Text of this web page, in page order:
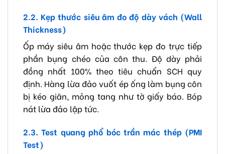
2.2. Kẹp thước siêu âm đo độ dày vách (Wall
Thickness)
Ốp máy siêu âm hoặc thước kẹp đo trực tiếp
phần bụng chéo của côn thu. Độ dày phải
đồng nhất 100% theo tiêu chuẩn SCH quy
định. Hàng lừa đảo vuốt ép ống làm bụng côn
bị kéo giãn, mỏng tang như tờ giấy báo. Bóp
nát lừa đảo lập tức.
2.3. Test quang phổ bóc trần mác thép (PMI
Test)